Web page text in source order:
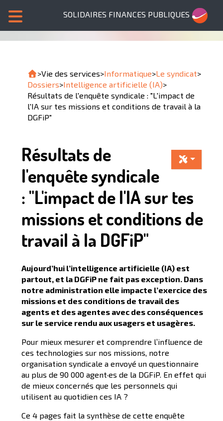
SOLIDAIRES FINANCES PUBLIQUES
>Vie des services>Informatique>Le syndicat>
Dossiers>Intelligence artificielle (IA)>
Résultats de l'enquête syndicale : "L'impact de
l'IA sur tes missions et conditions de travail à la
DGFiP"
Résultats de
l'enquête syndicale
: "L'impact de l'IA sur tes
missions et conditions de
travail à la DGFiP"
Aujourd’hui l’intelligence artificielle (IA) est
partout, et la DGFiP ne fait pas exception. Dans
notre administration elle impacte l’exercice des
missions et des conditions de travail des
agents et des agentes avec des conséquences
sur le service rendu aux usagers et usagères.
Pour mieux mesurer et comprendre l’influence de
ces technologies sur nos missions, notre
organisation syndicale a envoyé un questionnaire
au plus de 90 000 agent·es de la DGFiP. En effet qui
de mieux concernés que les personnels qui
utilisent au quotidien ces IA ?
Ce 4 pages fait la synthèse de cette enquête